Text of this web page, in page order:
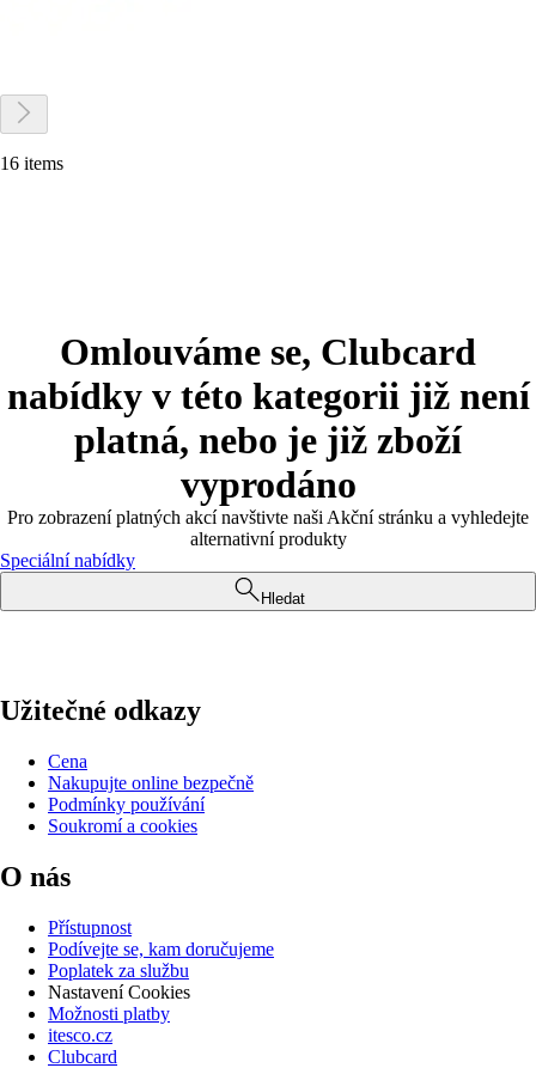
16 items
Omlouváme se, Clubcard
nabídky v této kategorii již není
platná, nebo je již zboží
vyprodáno
Pro zobrazení platných akcí navštivte naši Akční stránku a vyhledejte
alternativní produkty
Speciální nabídky
Hledat
Užitečné odkazy
Cena
Nakupujte online bezpečně
Podmínky používání
Soukromí a cookies
O nás
Přístupnost
Podívejte se, kam doručujeme
Poplatek za službu
Nastavení Cookies
Možnosti platby
itesco.cz
Clubcard